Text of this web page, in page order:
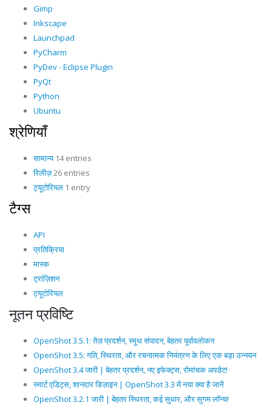
Gimp
Inkscape
Launchpad
PyCharm
PyDev - Eclipse Plugin
PyQt
Python
Ubuntu
श्रेणियाँ
सामान्य14 entries
रिलीज़26 entries
ट्यूटोरियल 1 entry
टैग्स
API
प्रतिक्रिया
मास्क
ट्रांज़िशन
ट्यूटोरियल
नूतन प्रविष्टि
OpenShot 3.5.1: तेज़ प्रदर्शन, स्मूथ संपादन, बेहतर पूर्वावलोकन
OpenShot 3.5: गति, स्थिरता, और रचनात्मक नियंत्रण के लिए एक बड़ा उन्नयन
OpenShot 3.4 जारी | बेहतर प्रदर्शन, नए इफेक्ट्स, रोमांचक अपडेट!
स्मार्ट एडिट्स, शानदार डिज़ाइन | OpenShot 3.3 में नया क्या है जानें
OpenShot 3.2.1 जारी | बेहतर स्थिरता, कई सुधार, और सुगम लॉन्च!